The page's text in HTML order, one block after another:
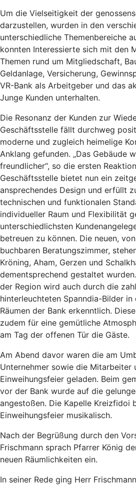
Um die Vielseitigkeit der
darzustellen, wurden in den
unterschiedliche Themenbereiche
konnten Interessierte sich mit den
Themen rund um Mitgliedschaft,
Geldanlage, Versicherung,
VR-Bank als Arbeitgeber und das
Junge Kunden unterhalten.
Die Resonanz der Kunden zur
Geschäftsstelle fällt durchweg
moderne und zugleich heimelige
Anklang gefunden. „Das Gebäude
freundlicher“, so die ersten
Geschäftsstelle bietet nun ein
ansprechendes Design und erfüllt
technischen und funktionalen
individueller Raum und Flexibilität
unterschiedlichsten
betreuen zu können. Die neuen,
buchbaren Beratungszimmer,
Kröning, Aham, Gerzen und
dementsprechend gestaltet
der Region wird auch durch die
hinterleuchteten Spanndia-Bilder in
Räumen der Bank erkenntlich.
zudem für eine gemütliche
am Tag der offenen Tür die Gäste.
Am Abend davor waren die am
Unternehmer sowie die Mitarbeiter
Einweihungsfeier geladen. Beim
vor der Bank wurde auf die
angestoßen. Die Kapelle Kreizfidoi
Einweihungsfeier musikalisch.
Nach der Begrüßung durch den
Frischmann sprach Pfarrer König
neuen Räumlichkeiten ein.
In seiner Rede ging Herr